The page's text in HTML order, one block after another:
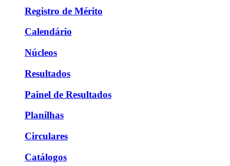
Registro de Mérito
Calendário
Núcleos
Resultados
Painel de Resultados
Planilhas
Circulares
Catálogos